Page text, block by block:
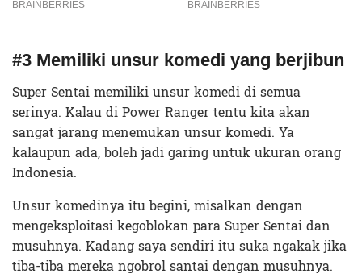
#3 Memiliki unsur komedi yang berjibun
Super Sentai memiliki unsur komedi di semua
serinya. Kalau di Power Ranger tentu kita akan
sangat jarang menemukan unsur komedi. Ya
kalaupun ada, boleh jadi garing untuk ukuran orang
Indonesia.
Unsur komedinya itu begini, misalkan dengan
mengeksploitasi kegoblokan para Super Sentai dan
musuhnya. Kadang saya sendiri itu suka ngakak jika
tiba-tiba mereka ngobrol santai dengan musuhnya.